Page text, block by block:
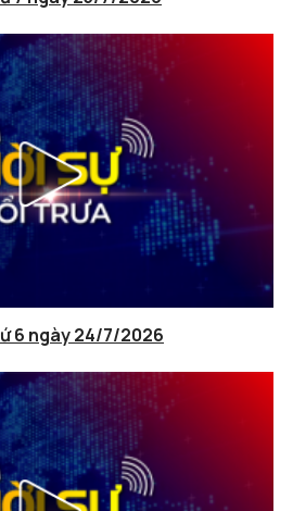
6 ngày 24/7/2026